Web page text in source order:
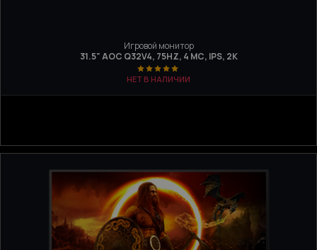
Игровой монитор
31.5" AOC Q32V4, 75HZ, 4 МС, IPS, 2K
НЕТ В НАЛИЧИИ